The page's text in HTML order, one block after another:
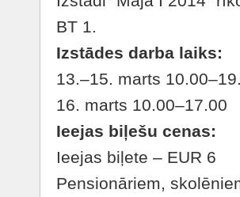
BT 1.
Izstādes darba laiks:
13.–15. marts
16. marts 10.00–17.00
Ieejas biļešu cenas:
Ieejas biļete – EUR 6
Pensionāriem,